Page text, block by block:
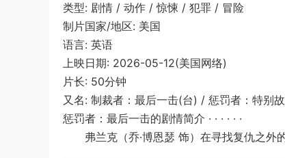
类型: 剧情 / 动作 / 惊悚 / 犯罪 / 冒险
制片国家/地区: 美国
语言: 英语
上映日期: 2026-05-12(美国网络)
片长: 50分钟
又名: 制裁者：最后一击(台) / 惩罚者：特别
惩罚者：最后一击的剧情简介 · · · · · ·
弗兰克（乔·博恩瑟 饰）在寻找复仇之外